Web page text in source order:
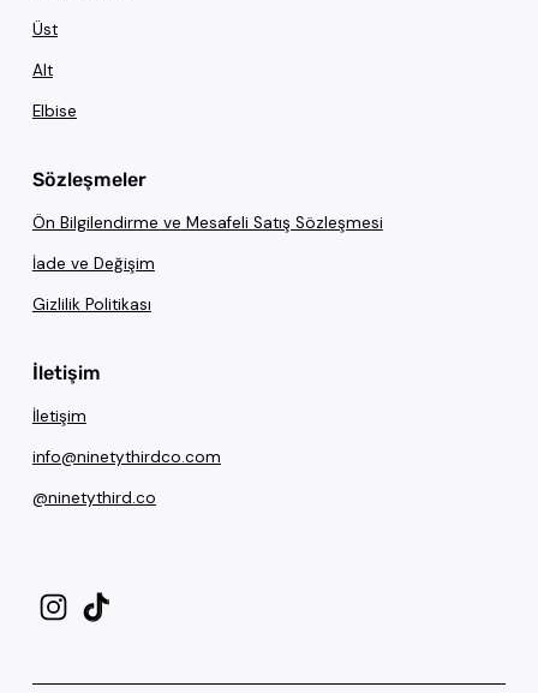
Üst
Alt
Elbise
Sözleşmeler
Ön Bilgilendirme ve Mesafeli Satış Sözleşmesi
İade ve Değişim
Gizlilik Politikası
İletişim
İletişim
info@ninetythirdco.com
@ninetythird.co